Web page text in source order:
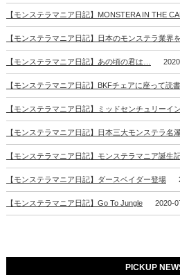
【モンステラマニア日記】MONSTERA IN THE
【モンステラマニア日記】日本のモンステラ業界
【モンステラマニア日記】あの頃の君は…
【モンステラマニア日記】BKFチェアに座って読
【モンステラマニア日記】ミッドセンチュリーイ
【モンステラマニア日記】日本三大モンステラ名
【モンステラマニア日記】モンステラマニア誕生
【モンステラマニア日記】ダースベイダー登場
【モンステラマニア日記】Go To Jungle 2020-
PICKUP